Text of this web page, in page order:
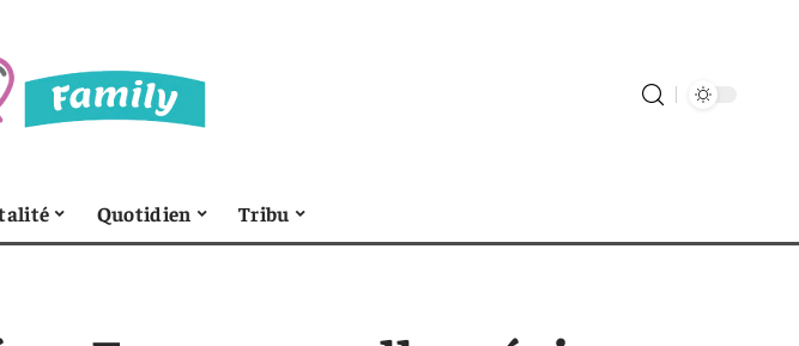
Quotidien Tribu